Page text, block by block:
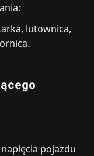
lutownica,
pojazdu